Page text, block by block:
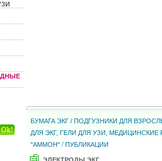
БУМАГА ЭКГ / ПОДГУЗНИКИ ДЛЯ
ДЛЯ ЭКГ, ГЕЛИ ДЛЯ УЗИ,
"АММОН"/ПУБЛИКАЦИИ